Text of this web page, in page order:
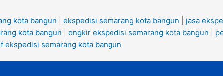
kota bangun ekspedisi semarang kota bangun
jasa
kota bangun
ongkir ekspedisi semarang kota bangun
ekspedisi semarang kota bangun